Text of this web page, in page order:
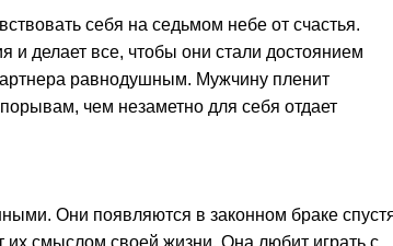
себя на седьмом небе от счастья.
делает все, чтобы они стали достоянием
равнодушным. Мужчину пленит
чем незаметно для себя отдает
Они появляются в законном браке
их смыслом своей жизни. Она любит играть с